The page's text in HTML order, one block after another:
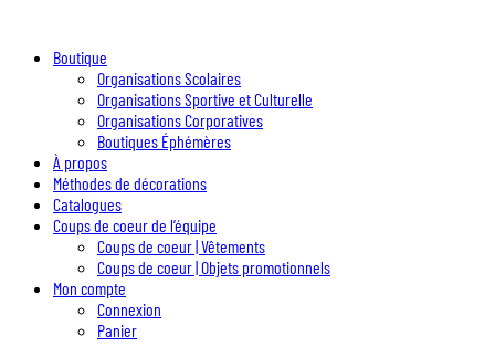
Boutique
Organisations Scolaires
Organisations Sportive et Culturelle
Organisations Corporatives
Boutiques Éphémères
À propos
Méthodes de décorations
Catalogues
Coups de coeur de l’équipe
Coups de coeur | Vêtements
Coups de coeur | Objets promotionnels
Mon compte
Connexion
Panier